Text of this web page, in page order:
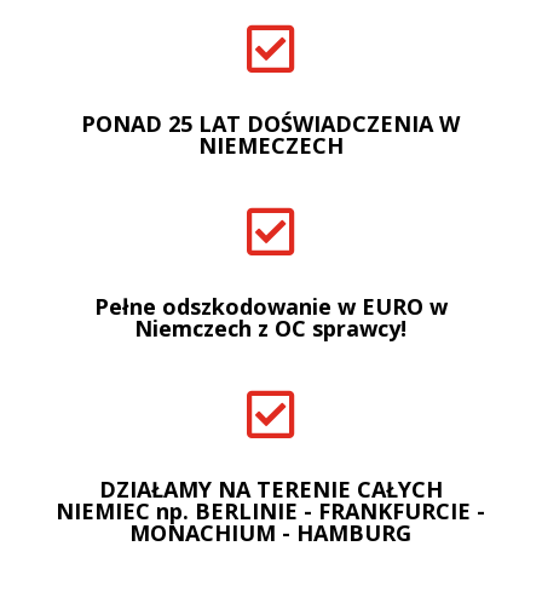

PONAD 25 LAT DOŚWIADCZENIA W
NIEMECZECH

Pełne odszkodowanie w EURO w
Niemczech z OC sprawcy!

DZIAŁAMY NA TERENIE CAŁYCH
NIEMIEC np. BERLINIE - FRANKFURCIE -
MONACHIUM - HAMBURG